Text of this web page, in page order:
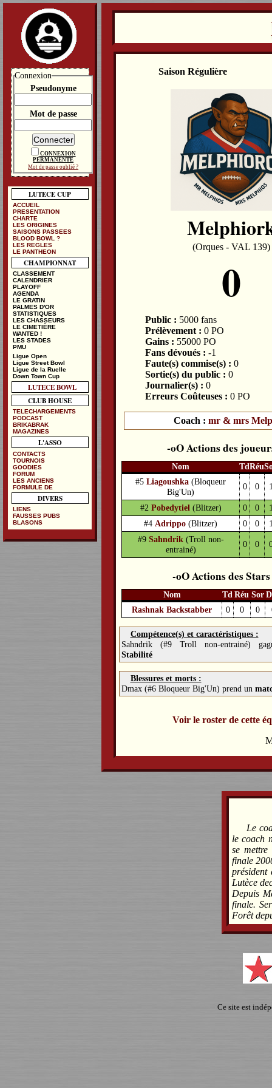
Saison Régulière
(Orques - VAL 139)
0
Public : 5000 fans
Prélèvement : 0 PO
Gains : 55000 PO
Fans dévoués : -1
Faute(s) commise(s) : 0
Sortie(s) du public : 0
Journalier(s) : 0
Erreurs Coûteuses : 0 PO
Coach : mr & mrs
Actions des
Nom TdRéu
#5Liagoushka (Bloqueur
Big'Un)
0 0
#2 Pobedytiel (Blitzer) 0 0
#4 Adrippo (Blitzer) 0 0
#9 Sahndrik (Troll non-
entrainé)
0 0
Actions des Stars
Nom Td Réu Sor
Rashnak Backstabber
0 0 0
Compétence(s) et caractéristiques :
Sahndrik (#9 Troll non-entrainé)
Stabilité
Blessures et morts :
Dmax (#6 Bloqueur Big'Un) prend un
Voir le roster de cette
Le
le coach
se
finale
Lutèce
Depuis
finale.
Forêt
Ce site est
Connexion
Pseudonyme
Mot de passe
CONNEXION
PERMANENTE
Mot de passe oublié ?
LUTECE CUP
ACCUEIL
PRESENTATION
CHARTE
LES ORIGINES
SAISONS PASSEES
BLOOD BOWL ?
LES REGLES
LE PANTHEON
CHAMPIONNAT
CLASSEMENT
CALENDRIER
PLAYOFF
AGENDA
LE GRATIN
PALMES D'OR
STATISTIQUES
LES CHASSEURS
LE CIMETIÈRE
WANTED !
LES STADES
PMU
Ligue Open
Ligue Street Bowl
Ligue de la Ruelle
Down Town Cup
LUTECE BOWL
CLUB HOUSE
TELECHARGEMENTS
PODCAST
BRIKABRAK
MAGAZINES
L'ASSO
CONTACTS
TOURNOIS
GOODIES
FORUM
LES ANCIENS
FORMULE DE
DIVERS
LIENS
FAUSSES PUBS
BLASONS